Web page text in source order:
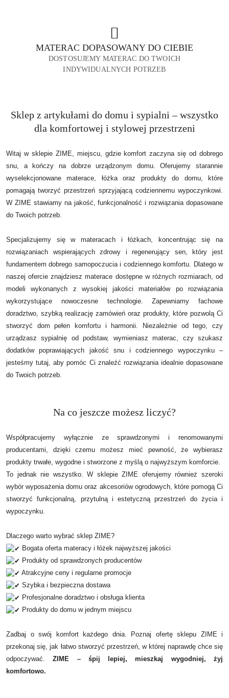
MATERAC DOPASOWANY DO CIEBIE
DOSTOSUJEMY MATERAC DO TWOICH
INDYWIDUALNYCH POTRZEB
Sklep z artykułami do domu i sypialni – wszystko
dla komfortowej i stylowej przestrzeni
Witaj w sklepie ZIME, miejscu, gdzie komfort zaczyna się od dobrego
snu, a kończy na dobrze urządzonym domu.Oferujemy starannie
wyselekcjonowane materace, łóżka oraz produkty do domu, które
pomagają tworzyć przestrzeń sprzyjającą codziennemu wypoczynkowi.
W ZIME stawiamy na jakość, funkcjonalność i rozwiązania dopasowane
do Twoich potrzeb.
Specjalizujemy się w materacach i łóżkach, koncentrując się na
rozwiązaniach wspierających zdrowy i regenerujący sen, który jest
fundamentem dobrego samopoczucia i codziennego komfortu. Dlatego w
naszej ofercie znajdziesz materace dostępne w różnych rozmiarach, od
modeli wykonanych z wysokiej jakości materiałów po rozwiązania
wykorzystujące nowoczesne technologie.Zapewniamy fachowe
doradztwo, szybką realizację zamówień oraz produkty, które pozwolą Ci
stworzyć dom pełen komfortu i harmonii. Niezależnie od tego, czy
urządzasz sypialnię od podstaw, wymieniasz materac, czy szukasz
dodatków poprawiających jakość snu i codziennego wypoczynku –
jesteśmy tutaj, aby pomóc Ci znaleźć rozwiązania idealnie dopasowane
do Twoich potrzeb.
Na co jeszcze możesz liczyć?
Współpracujemy wyłącznie ze sprawdzonymi i renomowanymi
producentami, dzięki czemu możesz mieć pewność, że wybierasz
produkty trwałe, wygodne i stworzone z myślą o najwyższym komforcie.
To jednak nie wszystko. W sklepie ZIME oferujemy również szeroki
wybór wyposażenia domu oraz akcesoriów ogrodowych, które pomogą Ci
stworzyć funkcjonalną, przytulną i estetyczną przestrzeń do życia i
wypoczynku.
Dlaczego warto wybrać sklep ZIME?
Bogata oferta materacy i łóżek najwyższej jakości
Produkty od sprawdzonych producentów
Atrakcyjne ceny i regularne promocje
Szybka i bezpieczna dostawa
Profesjonalne doradztwo i obsługa klienta
Produkty do domu w jednym miejscu
Zadbaj o swój komfort każdego dnia. Poznaj ofertę sklepu ZIME i
przekonaj się, jak łatwo stworzyć przestrzeń, w której naprawdę chce się
odpoczywać.ZIME – śpij lepiej, mieszkaj wygodniej, żyj
komfortowo.